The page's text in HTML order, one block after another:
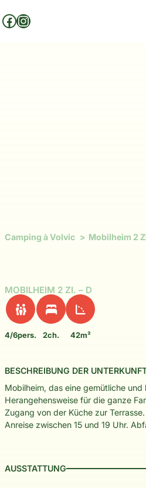
Inhalt
springen
Facebook Instagram
Camping à Volvic Mobilheim 2
MOBILHEIM 2 ZI. – D
4/6pers. 2ch. 42m²
BESCHREIBUNG DER
Mobilheim, das eine gemütliche
Herangehensweise für die ganze
Zugang von der Küche zur
Anreise zwischen 15 und 19 Uhr.
AUSSTATTUNG